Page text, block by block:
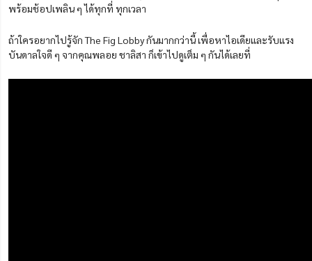
พร้อมช้อปเพลิน ๆ ได้ทุกที่ ทุกเวลา
ถ้าใครอยากไปรู้จัก The Fig Lobby กันมากกว่านี้ เพื่อหาไอเดียและรับแรง
บันดาลใจดี ๆ จากคุณพลอย ชาลิสา ก็เข้าไปดูเต็ม ๆ กันได้เลยที่